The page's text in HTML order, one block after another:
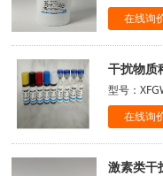
在线询
干扰物质
型号：
在线询
激素类干